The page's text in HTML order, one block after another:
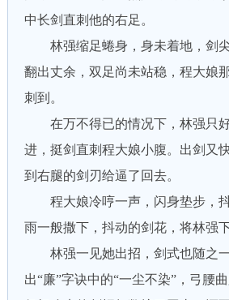
中长剑直刺他的右足。
林强缩足蜷身，身未着地，剑尖
翻出丈余，双足尚未站稳，程大娘
刺到。
在万不得已的情况下，林强只好
进，挺剑直刺程大娘小腹。出剑又
到右腿的剑刃给逼了回去。
程大娘冷哼一声，闪身垫步，抖
雨一般撒下，抖动的剑花，将林强
林强一见她出招，剑式也随之
出“廉”字诀中的“一尘不染”，弓腰